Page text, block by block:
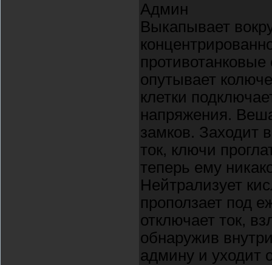
Админ
Выкапывает
опутывает
клетки
напряжения.
замков. Заходит
ток, ключи
теперь ему
Нейтрализует
проползает под
отключает ток,
обнаружив
админу и уходит